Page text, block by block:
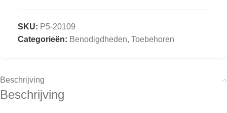
SKU: P5-20109
Categorieën: Benodigdheden, Toebehoren
Beschrijving
Beschrijving